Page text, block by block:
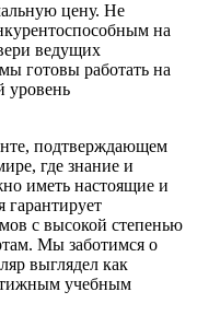
цену. Не
на
ведущих
готовы работать на
уровень
подтверждающем
где знание и
иметь настоящие и
с высокой степенью
Мы заботимся о
выглядел как
учебным